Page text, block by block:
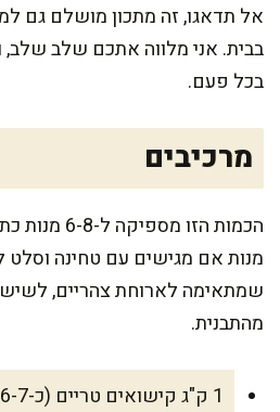
אל תדאגו, זה מתכון מושלם גם
בבית. אני מלווה אתכם שלב שלב,
בכל פעם.
מרכיבים
מנות אם מגישים עם טחינה וסלט
שמתאימה לארוחת צהריים,
מהתבנית.
1 ק"ג קישואים טריים (כ-6-7 בינוניים)